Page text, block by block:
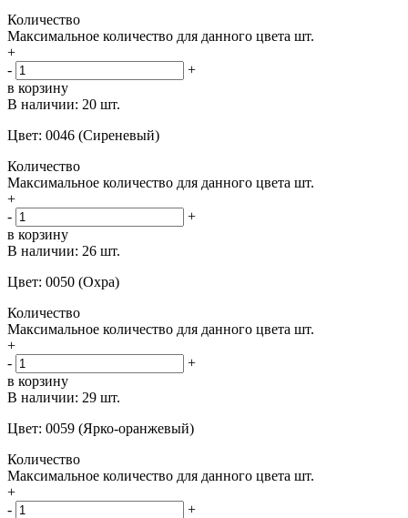
Количество
Максимальное количество для данного цвета шт.
+
-
+
в корзину
В наличии: 20 шт.
Цвет: 0046 (Сиреневый)
Количество
Максимальное количество для данного цвета шт.
+
-
+
в корзину
В наличии: 26 шт.
Цвет: 0050 (Охра)
Количество
Максимальное количество для данного цвета шт.
+
-
+
в корзину
В наличии: 29 шт.
Цвет: 0059 (Ярко-оранжевый)
Количество
Максимальное количество для данного цвета шт.
+
-
+